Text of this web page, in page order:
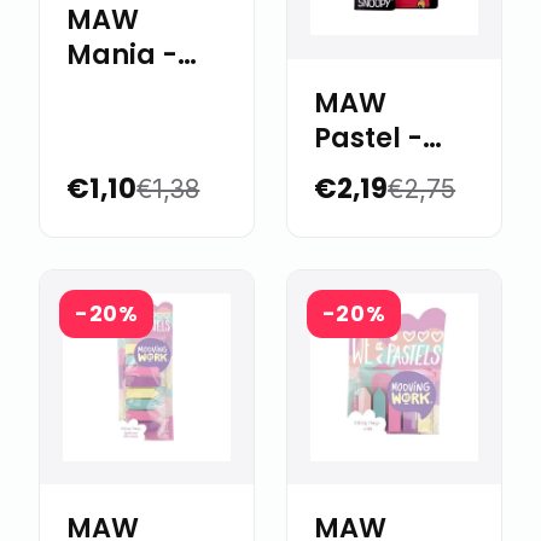
MAW
Mania -
Color
€1,10€1,38
MAW
Pastel -
Snoopy
banderitas
€2,19€2,75
-20%
MAW
-20%
MAW